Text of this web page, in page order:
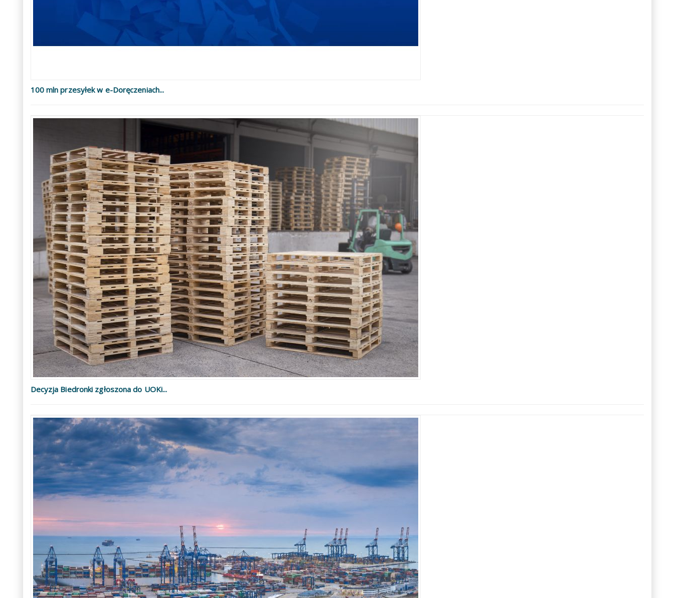
100 mln przesyłek w e-Doręczeniach...
Decyzja Biedronki zgłoszona do UOKi...